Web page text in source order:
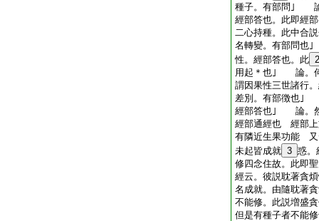
種子。有部問｣ 論
經部答也。此即經
二心持種。此中
名轉變。有部問
性。經部答也。此 2
用起＊也｣ 論。
謂因果性三世諸
差別。有部徴也｣
經部答也｣ 論。然
經部通經也 經部上
有隣近生果功能 又
未起皆成就 3 惑。
修四念住故。此即
經云。彼説耽著貪
名成就。由隨耽著
不能修。此説増盛
但是有種子者不